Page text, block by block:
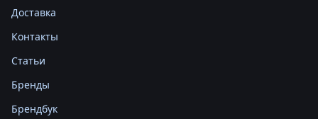
Доставка
Контакты
Статьи
Бренды
Брендбук